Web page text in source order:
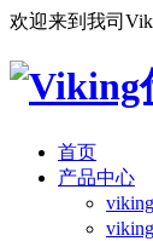
欢迎来到我司
首页
产品中心